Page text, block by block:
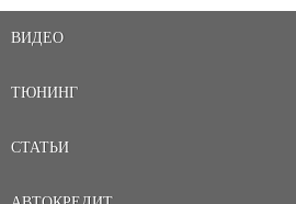
ВИДЕО
ТЮНИНГ
СТАТЬИ